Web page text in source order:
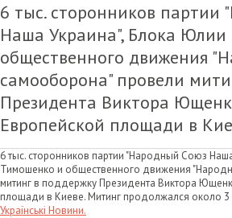
6 тыс. сторонников партии
Наша Украина", Блока
общественного движения
самооборона" провели
Президента Виктора
Европейской площади в
6 тыс. сторонников партии "Народный Союз
Тимошенко и общественного движения
митинг в поддержку Президента Виктора
площади в Киеве. Митинг продолжался около
Українські Новини.